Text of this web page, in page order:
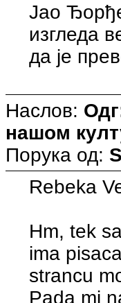
Јао
изгледа
да је
Наслов:
нашом
Порука од:
Rebeka
Hm, tek
ima
strancu
Pada mi